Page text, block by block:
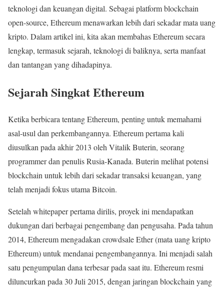
teknologi dan keuangan digital. Sebagai platform blockchain
open-source, Ethereum menawarkan lebih dari sekadar mata uang
kripto. Dalam artikel ini, kita akan membahas Ethereum secara
lengkap, termasuk sejarah, teknologi di baliknya, serta manfaat
dan tantangan yang dihadapinya.
Sejarah Singkat Ethereum
Ketika berbicara tentang Ethereum, penting untuk memahami
asal-usul dan perkembangannya. Ethereum pertama kali
diusulkan pada akhir 2013 oleh Vitalik Buterin, seorang
programmer dan penulis Rusia-Kanada. Buterin melihat potensi
blockchain untuk lebih dari sekadar transaksi keuangan, yang
telah menjadi fokus utama Bitcoin.
Setelah whitepaper pertama dirilis, proyek ini mendapatkan
dukungan dari berbagai pengembang dan pengusaha. Pada tahun
2014, Ethereum mengadakan crowdsale Ether (mata uang kripto
Ethereum) untuk mendanai pengembangannya. Ini menjadi salah
satu pengumpulan dana terbesar pada saat itu. Ethereum resmi
diluncurkan pada 30 Juli 2015, dengan jaringan blockchain yang